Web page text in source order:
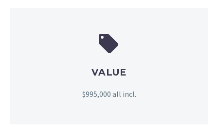


VALUE
$995,000 all incl.